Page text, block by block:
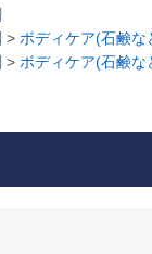
> ボディケア(石鹸な
> ボディケア(石鹸な